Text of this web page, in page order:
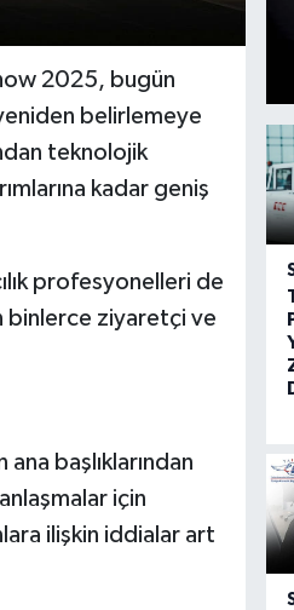
2025, bugün
belirlemeye
teknolojik
kadar geniş
profesyonelleri de
binlerce ziyaretçi ve
başlıklarından
için
ilişkin iddialar art